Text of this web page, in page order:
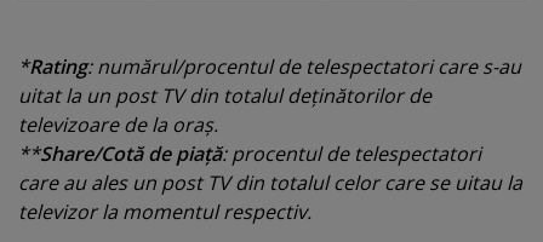
*Rating: numărul/procentul de telespectatori care s-au
uitat la un post TV din totalul deţinătorilor de
televizoare de la oraş.
**Share/Cotă de piaţă: procentul de telespectatori
care au ales un post TV din totalul celor care se uitau la
televizor la momentul respectiv.